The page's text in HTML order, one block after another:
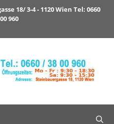
18/ 3-4 - 1120 Wien Tel: 0660
960